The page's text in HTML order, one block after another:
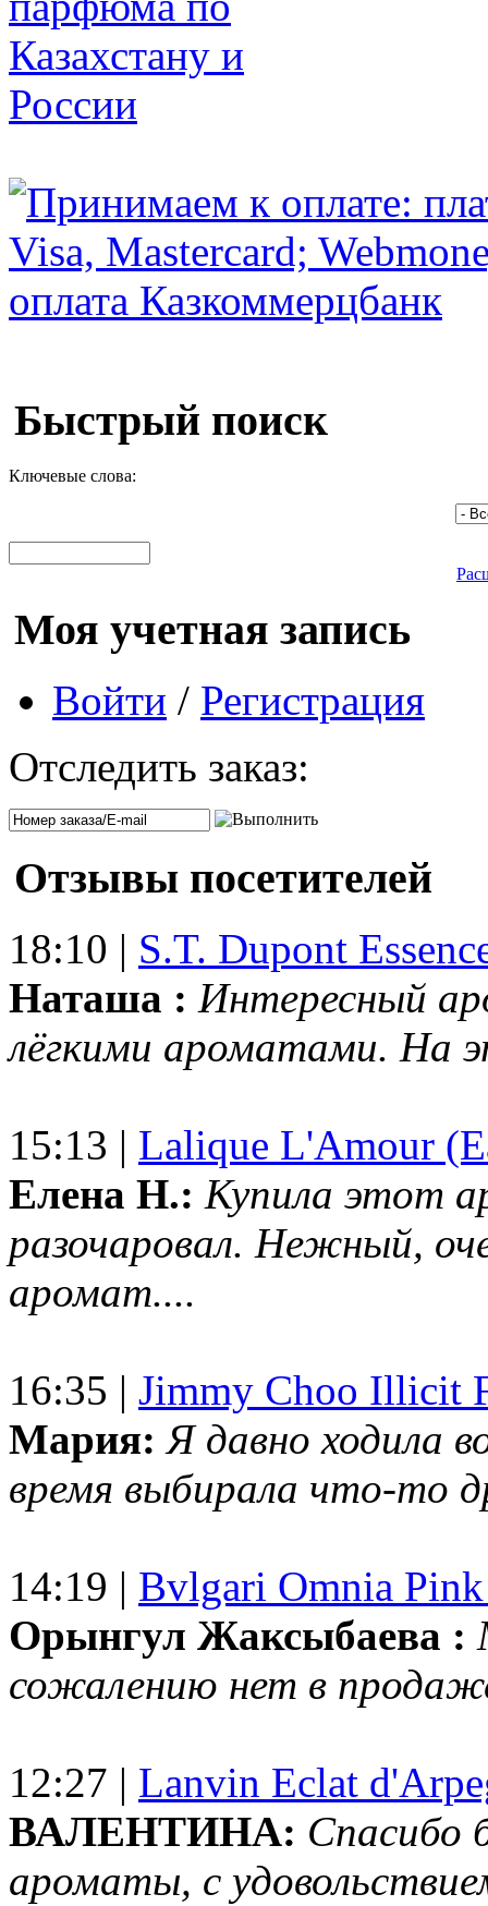
Быстрый поиск
Ключевые слова:
Моя учетная запись
Войти / Регистрация
Отследить заказ:
Отзывы посетителей
18:10 | S.T. Dupont
Наташа : Интересный
лёгкими ароматами. На
15:13 | Lalique L'Amour
Елена Н.: Купила этот
разочаровал. Нежный,
аромат....
16:35 | Jimmy Choo Illicit
Мария: Я давно ходила
время выбирала что-то
14:19 | Bvlgari Omnia
Орынгул Жаксыбаева :
сожалению нет в
12:27 | Lanvin Eclat
ВАЛЕНТИНА: Спасибо
ароматы, с